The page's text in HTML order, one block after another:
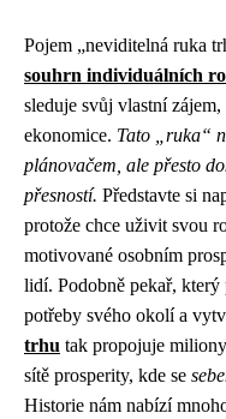
Pojem „neviditelná ruka
souhrn individuálních
sleduje svůj vlastní
ekonomice. Tato „ruka“
plánovačem, ale přesto
přesností. Představte si
protože chce uživit svou
motivované osobním
lidí. Podobně pekař, který
potřeby svého okolí a
trhu tak propojuje
sítě prosperity, kde se
Historie nám nabízí